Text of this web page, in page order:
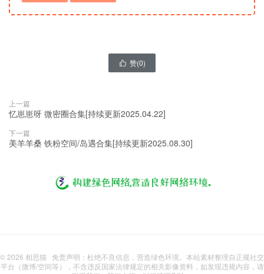
 赞(0)
上一篇
忆崽崽呀 微密圈合集[持续更新2025.04.22]
下一篇
美羊羊桑 铁粉空间/岛遇合集[持续更新2025.08.30]
© 2026 相思猫 免责声明：杜绝不良信息，营造绿色环境。本站素材整理自正规社交
平台（微博/空间等），不含违反国家法律规定的相关影像资料，如发现违规内容，请